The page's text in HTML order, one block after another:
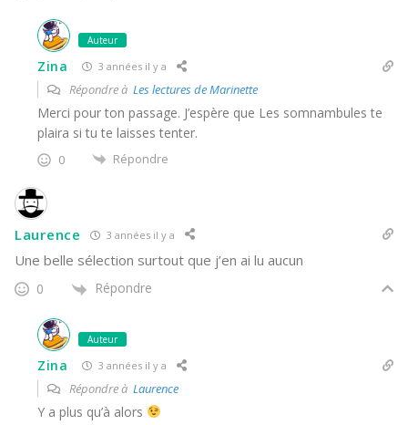
Auteur
Zina 3 années il y a
Répondre à Les lectures de Marinette
Merci pour ton passage. J’espère que Les somnambules te
plaira si tu te laisses tenter.
0 Répondre
Laurence 3 années il y a
Une belle sélection surtout que j’en ai lu aucun
0 Répondre
Auteur
Zina 3 années il y a
Répondre à Laurence
Y a plus qu’à alors